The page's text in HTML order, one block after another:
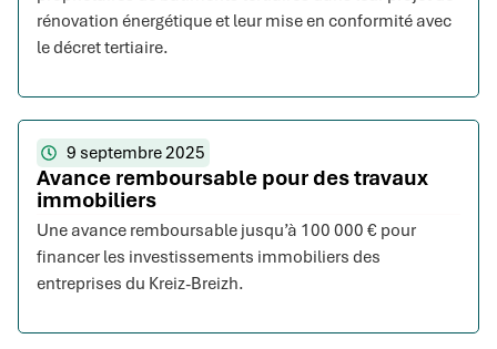
rénovation énergétique et leur mise en conformité avec
le décret tertiaire.
9 septembre 2025
Avance remboursable pour des travaux
immobiliers
Une avance remboursable jusqu’à 100 000 € pour
financer les investissements immobiliers des
entreprises du Kreiz-Breizh.